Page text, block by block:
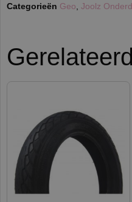
Categorieën Geo Joolz